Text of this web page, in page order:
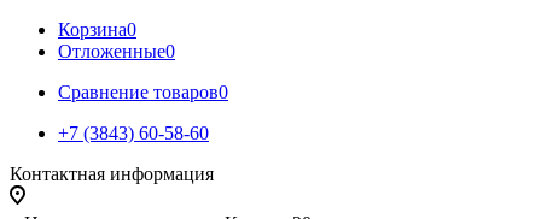
Корзина0
Отложенные0
Сравнение товаров0
+7 (3843) 60-58-60
Контактная информация